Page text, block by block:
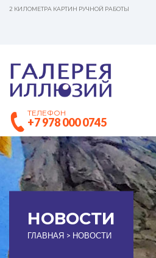
2 КИЛОМЕТРА КАРТИН РУЧНОЙ РАБОТЫ
ТЕЛЕФОН
+7 978 000 0745
НОВОСТИ
ГЛАВНАЯ > НОВОСТИ